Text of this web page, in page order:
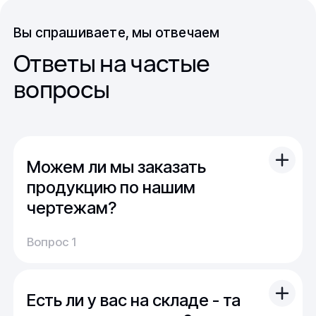
Вы спрашиваете, мы отвечаем
Ответы на частые
вопросы
Можем ли мы заказать
продукцию по нашим
чертежам?
Вы можете отправить свой чертеж/проект
(в т.ч. примерный) с техническим заданием.
Мы можем изготовить для вас как мелкую
Вопрос 1
Есть ли у вас на складе - та